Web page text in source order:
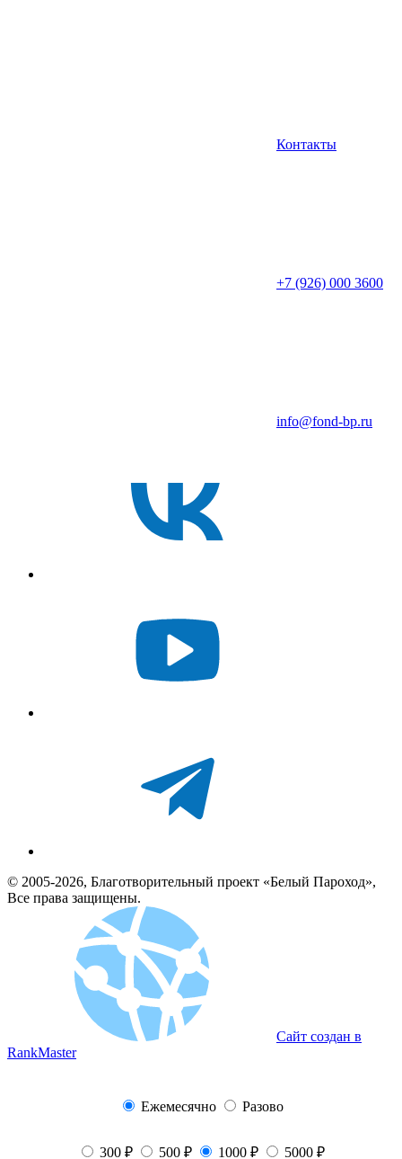
Контакты
+7 (926) 000 3600
info@fond-bp.ru
© 2005-2026, Благотворительный проект «Белый Пароход»,
Все права защищены.
Сайт создан в
RankMaster
Ежемесячно Разово
300 ₽ 500 ₽ 1000 ₽ 5000 ₽